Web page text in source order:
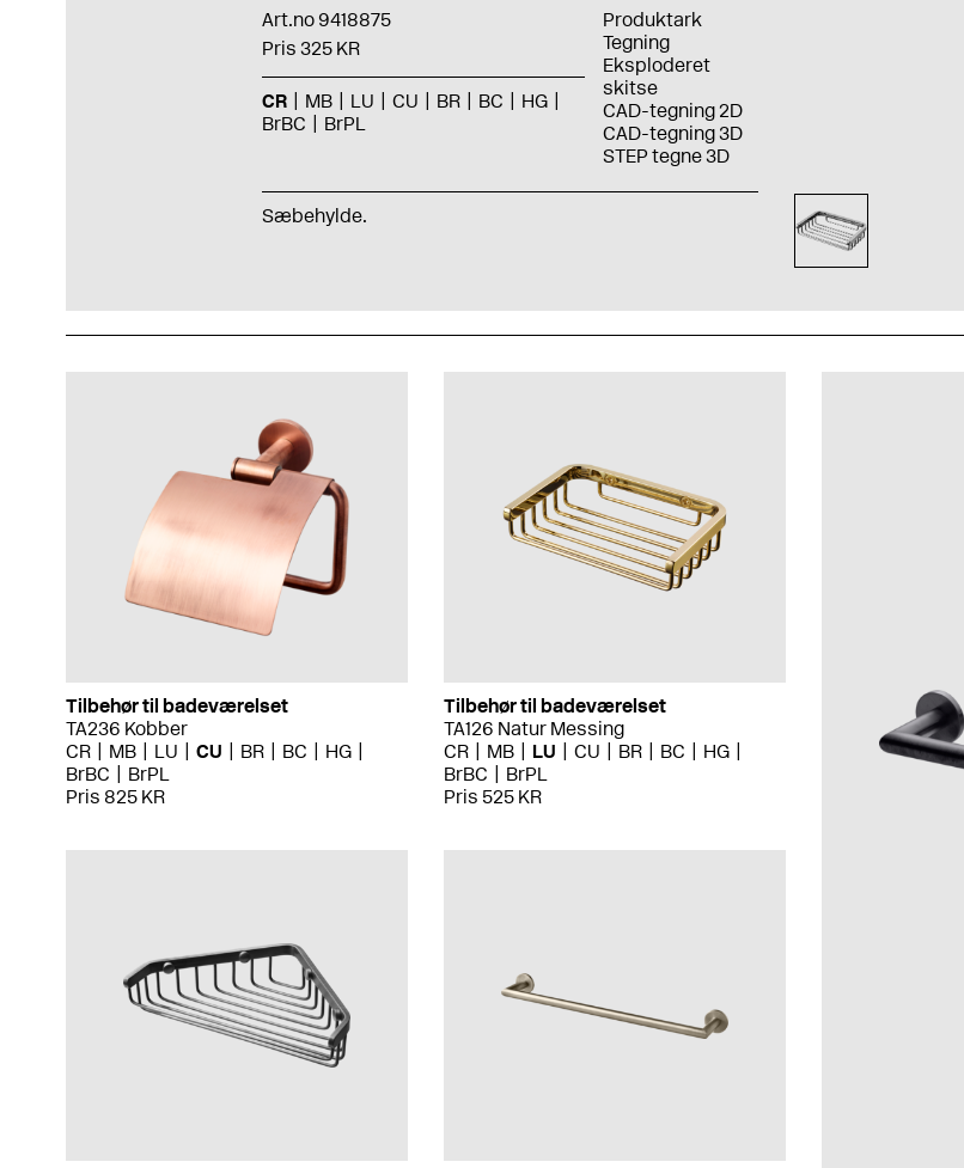
Art.no 9418875
Pris 325 KR
CR MB LU CU BR BC
HG
BrBC
BrPL
Produktark
Tegning
Eksploderet
skitse
CAD-tegning 2D
CAD-tegning 3D
STEP tegne 3D
Sæbehylde.
Tilbehør til badeværelset
TA236 Kobber
CR
MB LU CU BR BC
HG
BrBC
BrPL
Pris 825 KR
Tilbehør til badeværelset
TA126 Natur Messing
CR
MB LU CU BR BC
HG
BrBC
BrPL
Pris 525 KR